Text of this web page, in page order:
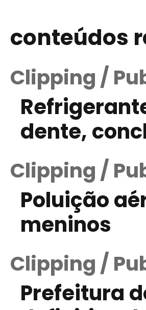
conteúdos
Clipping /
dente,
Clipping /
Poluição
meninos
Clipping /
Prefeitura